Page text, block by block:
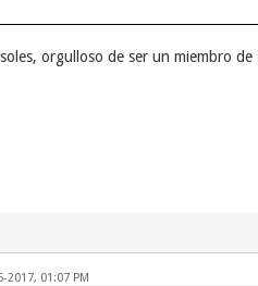
orgulloso de ser un miembro
2017, 01:07 PM